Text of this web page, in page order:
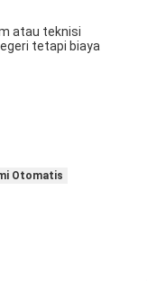
atau teknisi
tetapi biaya
Otomatis